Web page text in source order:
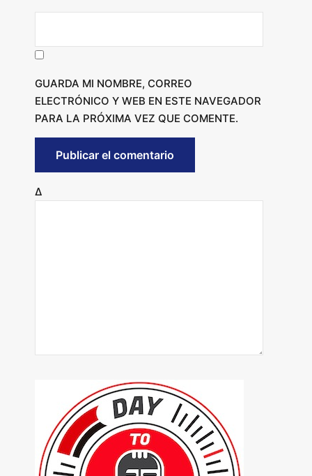
GUARDA MI NOMBRE, CORREO
ELECTRÓNICO Y WEB EN ESTE NAVEGADOR
PARA LA PRÓXIMA VEZ QUE COMENTE.
Δ